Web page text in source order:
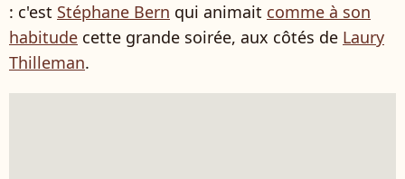
: c'est Stéphane Bern qui animait comme à son
habitude cette grande soirée, aux côtés de Laury
Thilleman.